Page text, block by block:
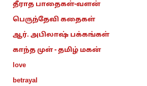
தீராத பாதைகள்-வளன்
பெருந்தேவி கதைகள்
ஆர். அபிலாஷ் பக்கங்கள்
காந்த முள் - தமிழ் மகன்
love
betrayal